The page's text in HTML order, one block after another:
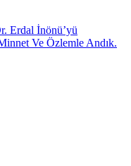
Erdal İnönü’yü
Ve Özlemle Andık.